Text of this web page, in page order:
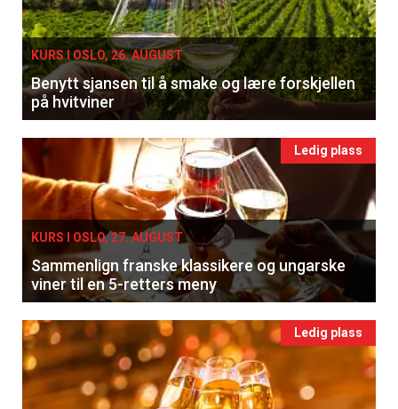
KURS I OSLO, 26. AUGUST
Benytt sjansen til å smake og lære forskjellen
på hvitviner
Ledig plass
KURS I OSLO, 27. AUGUST
Sammenlign franske klassikere og ungarske
viner til en 5-retters meny
Ledig plass